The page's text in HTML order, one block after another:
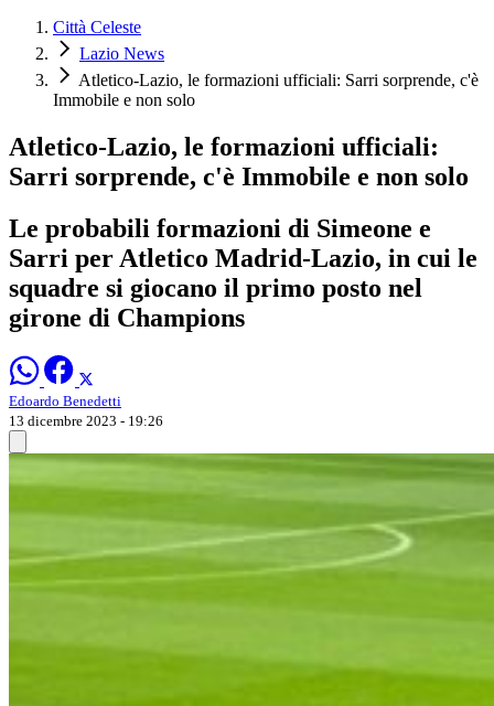
Città Celeste
Lazio News
Atletico-Lazio, le formazioni ufficiali: Sarri sorprende, c'è
Immobile e non solo
Atletico-Lazio, le formazioni ufficiali:
Sarri sorprende, c'è Immobile e non solo
Le probabili formazioni di Simeone e
Sarri per Atletico Madrid-Lazio, in cui le
squadre si giocano il primo posto nel
girone di Champions
Edoardo Benedetti
13 dicembre 2023 - 19:26